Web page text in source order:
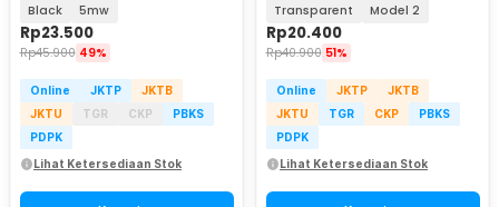
Black 5mw
Rp23.500
Rp45.900 49%
Online JKTP
JKTB
JKTU
TGR CKP
PBKS
PDPK
Lihat Ketersediaan Stok
Transparent Model 2
Rp20.400
Rp40.900 51%
Online JKTP
JKTB
JKTU
TGR CKP
PBKS
PDPK
Lihat Ketersediaan Stok